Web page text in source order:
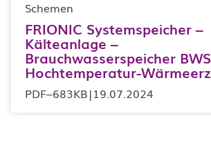
Schemen
FRIONIC Systemspeicher –
Kälteanlage –
Brauchwasserspeicher
Hochtemperatur-
PDF–683KB|19.07.2024